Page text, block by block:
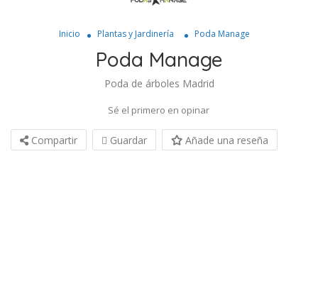
Inicio Plantas y Jardinería Poda Manage
Poda Manage
Poda de árboles Madrid
Sé el primero en opinar
Compartir Guardar Añade una reseña